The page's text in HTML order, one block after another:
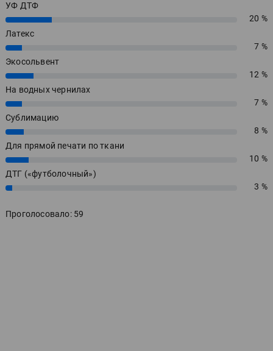
УФ ДТФ
20%
20 %
Латекс
7%
7 %
Экосольвент
12%
12 %
На водных чернилах
7%
7 %
Сублимацию
8%
8 %
Для прямой печати по ткани
10%
10 %
ДТГ («футболочный»)
3% 3 %
Проголосовало: 59